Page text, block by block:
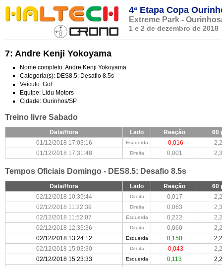
4ª Etapa Copa
Extreme Park -
1 e 2 de dezembro de 2018
7: Andre Kenji Yokoyama
Nome completo: Andre Kenji Yokoyama
Categoria(s): DES8.5: Desafio 8.5s
Veículo: Gol
Equipe: Lidu Motors
Cidade: Ourinhos/SP
Treino livre Sabado
Data/Hora Lado Reação
60
01/12/2018 17:03:16
Esquerda -0,016
01/12/2018 17:31:48
Direita 0,001
Tempos Oficiais Domingo - DES8.5: Desafio 8.5s
Data/Hora Lado Reação
60
02/12/2018 10:35:44
Direita 0,017
02/12/2018 11:22:39
Direita 0,063
02/12/2018 11:52:07
Esquerda 0,222
02/12/2018 12:35:36
Direita 0,060
02/12/2018 13:24:12
Esquerda 0,150
02/12/2018 15:03:30
Direita -0,043
02/12/2018 15:23:33
Esquerda 0,113